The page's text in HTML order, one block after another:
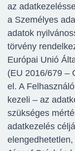
az
a Személyes
adatok
törvény
Európai Unió
(EU 2016/679 –
el. A
kezeli – az
szükséges
adatkezelés